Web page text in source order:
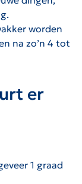
worden
na zo’n 4 tot
er
1 graad